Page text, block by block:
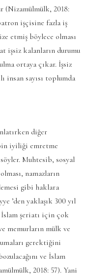
(Nizamülmülk, 2018:
işçisine fazla iş
etmiş böylece olması
işsiz kalanların durumu
ortaya çıkar. İşsiz
insan sayısı toplumda
diğer
iyiliği emretme
Muhtesib, sosyal
namazların
gibi haklara
’den yaklaşık 300 yıl
şeriatı için çok
memurların mülk ve
gerektiğini
ve İslam
2018: 57). Yani